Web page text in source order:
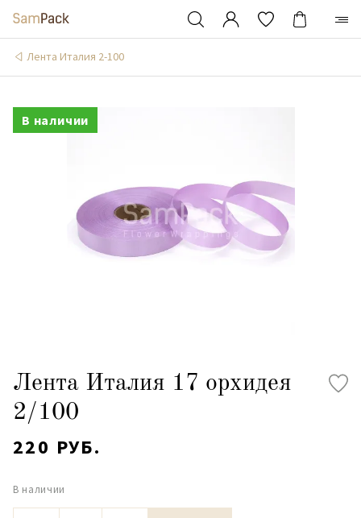
Лента Италия 2-100
В наличии
Лента Италия 17 орхидея
2/100
220 РУБ.
В наличии